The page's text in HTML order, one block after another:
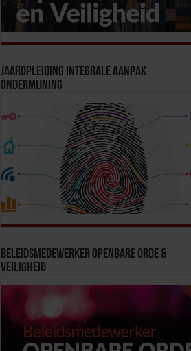
Jaaropleiding Integrale Aanpak
Ondermijning
Beleidsmedewerker Openbare Orde &
Veiligheid